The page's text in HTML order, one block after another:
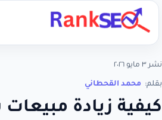
نشر ٣ مايو ٢٠٢٦
بقلم: محمد القحطاني
كيفية زيادة